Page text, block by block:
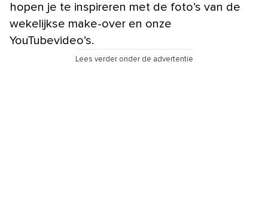
hopen je te inspireren met de foto’s van de
wekelijkse make-over en onze
YouTubevideo’s.
Lees verder onder de advertentie